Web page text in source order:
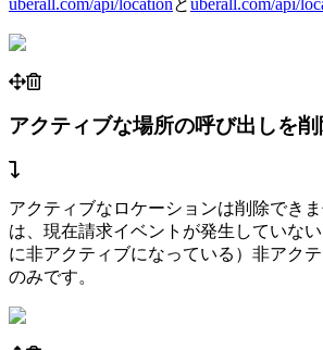
アクティブな場所の呼び出しを削
アクティブなロケーションは削除でき
は、現在請求イベントが発生していな
に非アクティブになっている）非アク
のみです。